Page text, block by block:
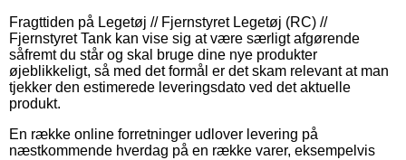
Fragttiden på Legetøj // Fjernstyret Legetøj (RC) //
Fjernstyret Tank kan vise sig at være særligt afgørende
såfremt du står og skal bruge dine nye produkter
øjeblikkeligt, så med det formål er det skam relevant at man
tjekker den estimerede leveringsdato ved det aktuelle
produkt.
En række online forretninger udlover levering på
næstkommende hverdag på en række varer, eksempelvis